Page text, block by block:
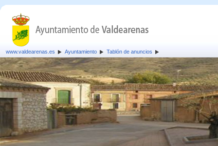
www.valdearenas.es Ayuntamiento Tablón de anuncios